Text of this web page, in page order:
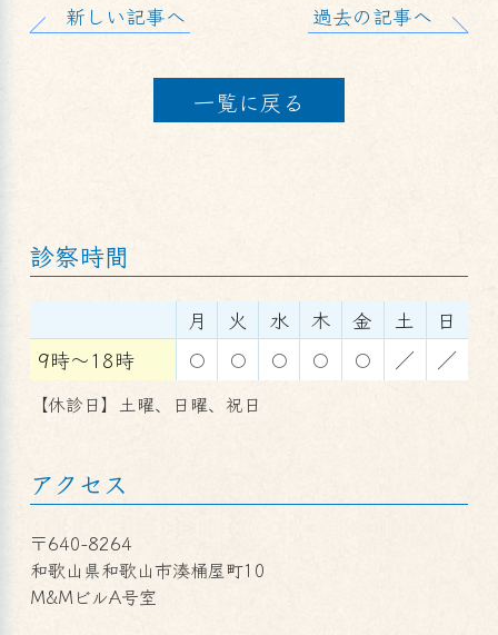
新しい記事へ
一覧に戻る
過去の記事へ
診察時間
月 火 水 木 金 土
日
9時～18時
〇 〇 〇 〇 〇 ／ ／
【休診日】土曜、日曜、祝日
アクセス
〒640-8264
和歌山県和歌山市湊桶屋町10
M&MビルA号室